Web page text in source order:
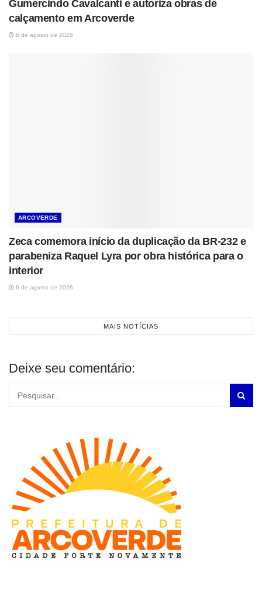
Gumercindo Cavalcanti e autoriza obras de
calçamento em Arcoverde
6 de agosto de 2026
ARCOVERDE
Zeca comemora início da duplicação da BR-232 e
parabeniza Raquel Lyra por obra histórica para o
interior
6 de agosto de 2026
MAIS NOTÍCIAS
Deixe seu comentário: